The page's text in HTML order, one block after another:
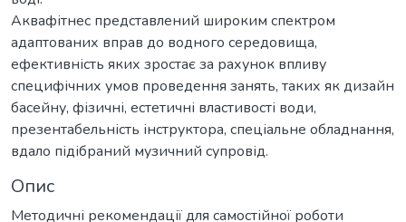
Аквафітнес представлений широким спектром
адаптованих вправ до водного середовища,
ефективність яких зростає за рахунок впливу
специфічних умов проведення занять, таких як дизайн
басейну, фізичні, естетичні властивості води,
презентабельність інструктора, спеціальне обладнання,
вдало підібраний музичний супровід.
Опис
Методичні рекомендації для самостійної роботи